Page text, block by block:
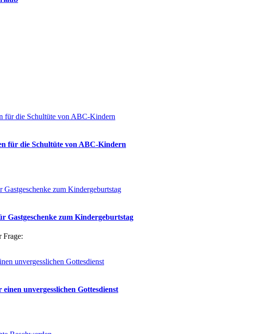
für die Schultüte von ABC-Kindern
Gastgeschenke zum Kindergeburtstag
Frage:
unvergesslichen Gottesdienst